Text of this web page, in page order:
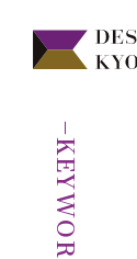
−KEYWORD